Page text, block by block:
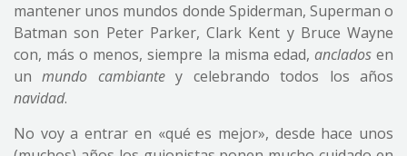
mantener unos mundos donde Spiderman, Superman o
Batman son Peter Parker, Clark Kent y Bruce Wayne
con, más o menos, siempre la misma edad, ancladosen
unmundo cambiantey celebrando todos los años
navidad.
No voy a entrar en «qué es mejor», desde hace unos